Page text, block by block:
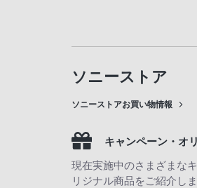
ソニーストア
ソニーストアお買い物情報
キャンペーン・オ
現在実施中のさまざまな
リジナル商品をご紹介しま